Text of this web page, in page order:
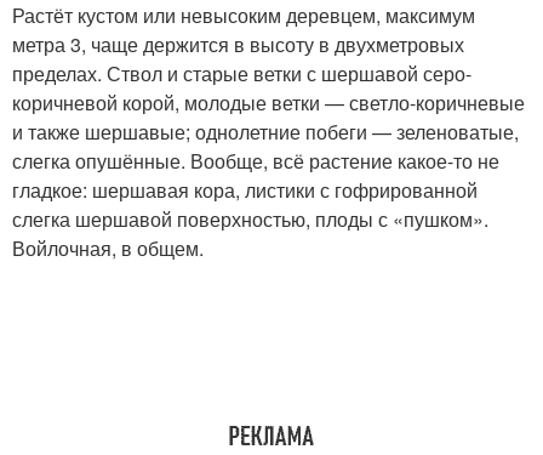
Растёт кустом или невысоким деревцем, максимум
метра 3, чаще держится в высоту в двухметровых
пределах. Ствол и старые ветки с шершавой серо-
коричневой корой, молодые ветки — светло-коричневые
и также шершавые; однолетние побеги — зеленоватые,
слегка опушённые. Вообще, всё растение какое-то не
гладкое: шершавая кора, листики с гофрированной
слегка шершавой поверхностью, плоды с «пушком».
Войлочная, в общем.